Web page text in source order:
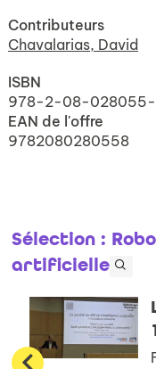
Contributeurs
Chavalarias, David
ISBN
978-2-08-
EAN de l'offre
9782080280558
Sélection :
artificielle